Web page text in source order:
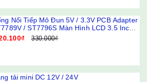
Nối Tiếp Mô Đun 5V / 3.3V PCB Adapter
/ ST7796S Màn Hình LCD 3.5 Inch
320x480 SPI TFT
330.000₫
tải mini DC 12V / 24V